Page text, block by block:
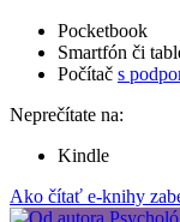
Pocketbook
Smartfón či
Počítač s
Neprečítate na:
Kindle
Ako čítať e-knihy